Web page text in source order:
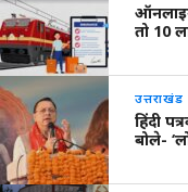
तो 10
उत्तराखंड
हिंदी
बोले-